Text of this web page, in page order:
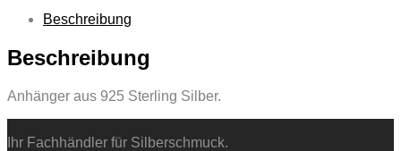
Beschreibung
Beschreibung
Anhänger aus 925 Sterling Silber.
Ihr Fachhändler für Silberschmuck.